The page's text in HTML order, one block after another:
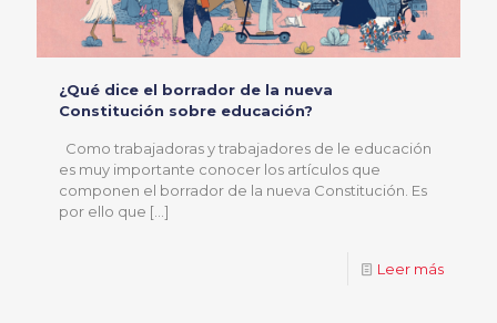
¿Qué dice el borrador de la nueva
Constitución sobre educación?
Como trabajadoras y trabajadores de le educación
es muy importante conocer los artículos que
componen el borrador de la nueva Constitución. Es
por ello que […]
Leer más